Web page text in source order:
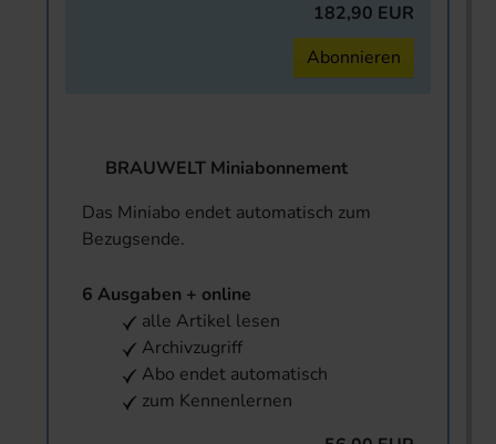
182,90 EUR
Abonnieren
BRAUWELT Miniabonnement
Das Miniabo endet automatisch zum
Bezugsende.
6 Ausgaben + online
alle Artikel lesen
Archivzugriff
Abo endet automatisch
zum Kennenlernen